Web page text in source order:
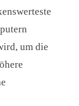
um die